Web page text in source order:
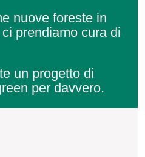
nuove foreste in
prendiamo cura di
un progetto di
per davvero.